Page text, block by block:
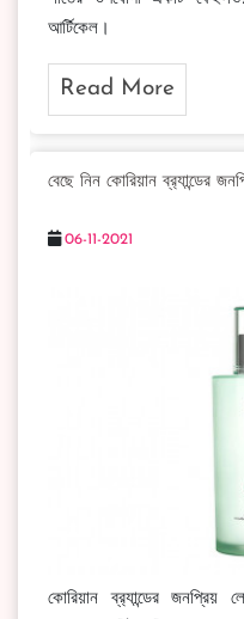
আর্টিকেল।
Read More
বেছে নিন কোরিয়ান ব্র‍্যান্ডের
06-11-2021
কোরিয়ান ব্র‍্যান্ডের জনপ্রিয়